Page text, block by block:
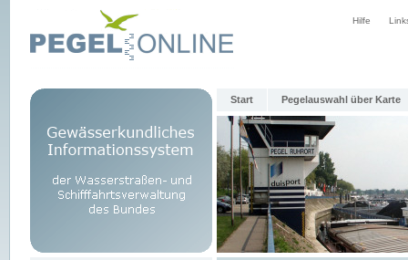
Hilfe
Start Pegelauswahl über Karte